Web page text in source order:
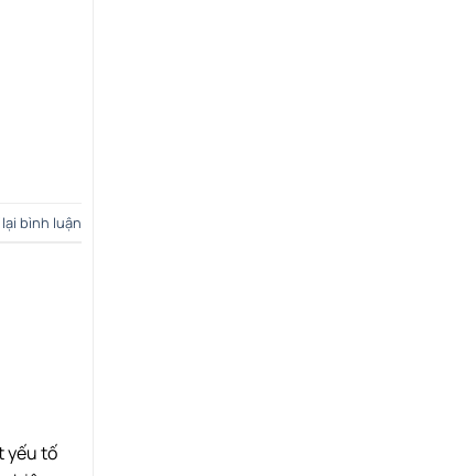
bình luận
yếu tố